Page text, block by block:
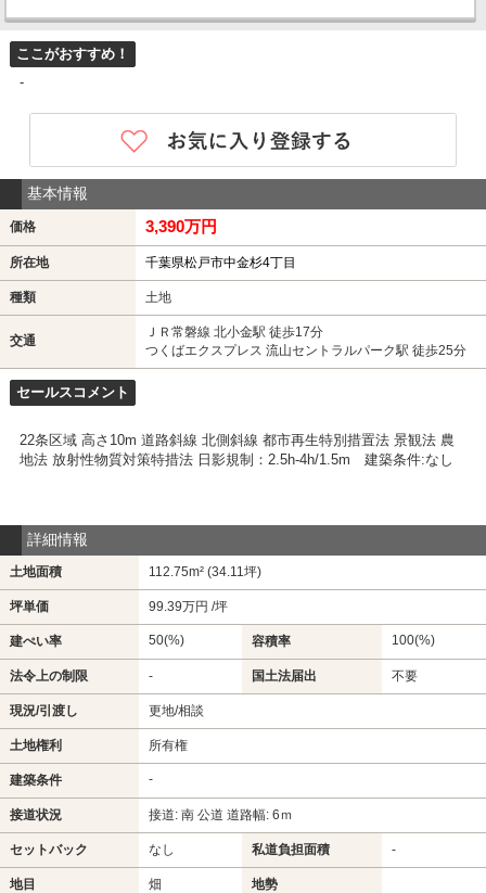
ここがおすすめ！
-
基本情報
価格 3,390万円
所在地 千葉県松戸市中金杉4丁目
種類 土地
交通
ＪＲ常磐線 北小金駅 徒歩17分
つくばエクスプレス 流山セントラルパーク駅 徒歩25分
セールスコメント
22条区域 高さ10m 道路斜線 北側斜線 都市再生特別措置法 景観法 農
地法 放射性物質対策特措法 日影規制：2.5h-4h/1.5m 建築条件:なし
詳細情報
土地面積 112.75m² (34.11坪)
坪単価 99.39万円 /坪
建ぺい率 50(%) 容積率 100(%)
法令上の制限 - 国土法届出 不要
現況/引渡し 更地/相談
土地権利 所有権
建築条件 -
接道状況 接道: 南 公道 道路幅: 6ｍ
セットバック なし 私道負担面積 -
地目 畑 地勢